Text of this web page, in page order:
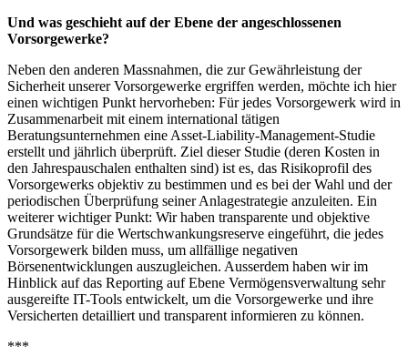
Und was geschieht auf der Ebene der angeschlossenen
Vorsorgewerke?
Neben den anderen Massnahmen, die zur Gewährleistung der
Sicherheit unserer Vorsorgewerke ergriffen werden, möchte ich hier
einen wichtigen Punkt hervorheben: Für jedes Vorsorgewerk wird in
Zusammenarbeit mit einem international tätigen
Beratungsunternehmen eine Asset-Liability-Management-Studie
erstellt und jährlich überprüft. Ziel dieser Studie (deren Kosten in
den Jahrespauschalen enthalten sind) ist es, das Risikoprofil des
Vorsorgewerks objektiv zu bestimmen und es bei der Wahl und der
periodischen Überprüfung seiner Anlagestrategie anzuleiten. Ein
weiterer wichtiger Punkt: Wir haben transparente und objektive
Grundsätze für die Wertschwankungsreserve eingeführt, die jedes
Vorsorgewerk bilden muss, um allfällige negativen
Börsenentwicklungen auszugleichen. Ausserdem haben wir im
Hinblick auf das Reporting auf Ebene Vermögensverwaltung sehr
ausgereifte IT-Tools entwickelt, um die Vorsorgewerke und ihre
Versicherten detailliert und transparent informieren zu können.
***